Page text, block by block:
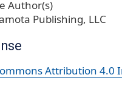
Author(s)
Publishing, LLC
Attribution 4.0